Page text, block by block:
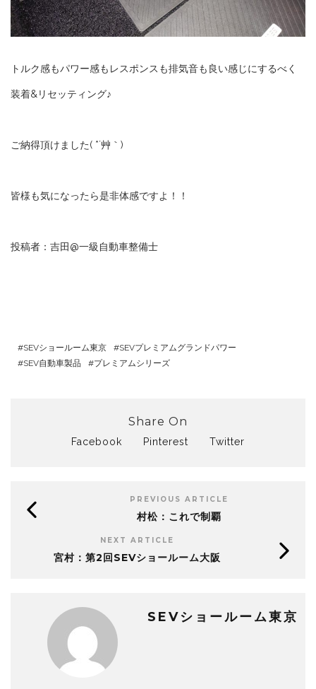
トルク感もパワー感もレスポンスも排気音も良い感じにするべく
装着&リセッティング♪
ご納得頂けました( *´艸｀)
皆様も気になったら是非体感ですよ！！
投稿者：吉田@一級自動車整備士
SEVショールーム東京
SEVプレミアムグランドパワー
SEV自動車製品
プレミアムシリーズ
Share On
Facebook Pinterest Twitter
PREVIOUS ARTICLE
村松：これで制覇
NEXT ARTICLE
宮村：第2回SEVショールーム大阪
SEVショールーム東京